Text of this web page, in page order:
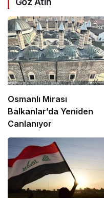
Osmanlı Mirası
Balkanlar’da Yeniden
Canlanıyor